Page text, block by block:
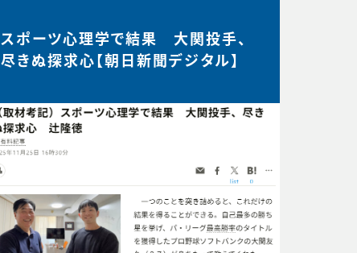
スポーツ心理学で結果 大関投手、
尽きぬ探求心【朝日新聞デジタル】